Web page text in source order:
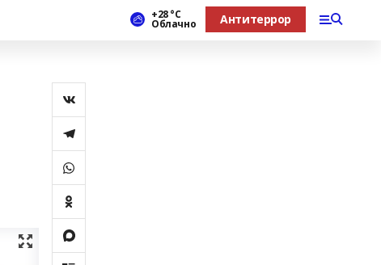
+28 °С
Облачно Антитеррор